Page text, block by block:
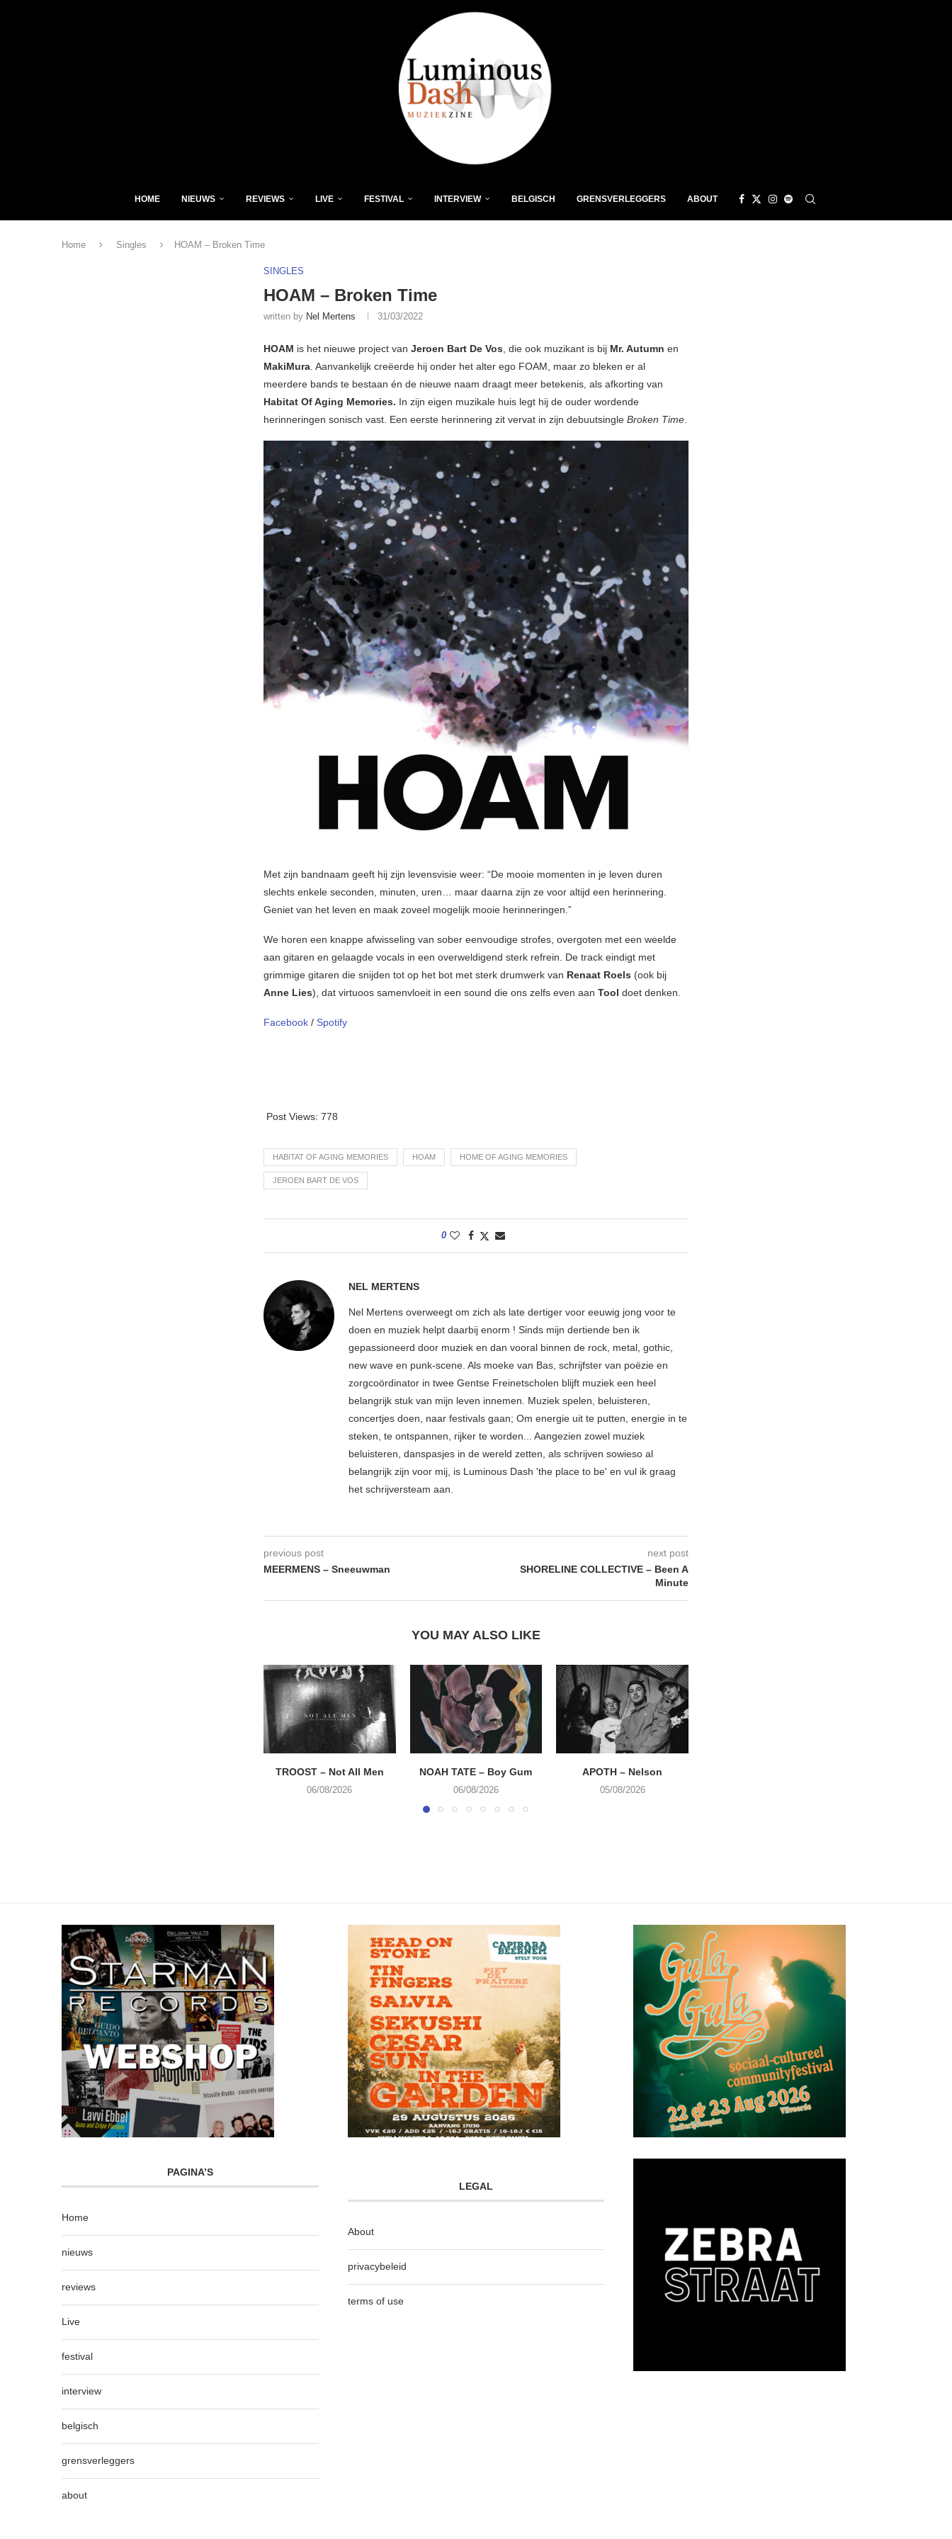
HOME NIEUWS REVIEWS LIVE FESTIVAL INTERVIEW BELGISCH GRENSVERLEGGERS ABOUT
Home Singles HOAM – Broken Time
SINGLES
HOAM – Broken Time
written by Nel Mertens 31/03/2022
HOAM is het nieuwe project van Jeroen Bart De Vos, die ook muzikant is bij Mr. Autumn en
MakiMura. Aanvankelijk creëerde hij onder het alter ego FOAM, maar zo bleken er al
meerdere bands te bestaan én de nieuwe naam draagt meer betekenis, als afkorting van
Habitat Of Aging Memories. In zijn eigen muzikale huis legt hij de ouder wordende
herinneringen sonisch vast. Een eerste herinnering zit vervat in zijn debuutsingle Broken Time.
Met zijn bandnaam geeft hij zijn levensvisie weer: “De mooie momenten in je leven duren
slechts enkele seconden, minuten, uren… maar daarna zijn ze voor altijd een herinnering.
Geniet van het leven en maak zoveel mogelijk mooie herinneringen.”
We horen een knappe afwisseling van sober eenvoudige strofes, overgoten met een weelde
aan gitaren en gelaagde vocals in een overweldigend sterk refrein. De track eindigt met
grimmige gitaren die snijden tot op het bot met sterk drumwerk van Renaat Roels (ook bij
Anne Lies), dat virtuoos samenvloeit in een sound die ons zelfs even aan Tool doet denken.
Facebook / Spotify
Post Views: 778
HABITAT OF AGING MEMORIES HOAM HOME OF AGING MEMORIES
JEROEN BART DE VOS
0
NEL MERTENS
Nel Mertens overweegt om zich als late dertiger voor eeuwig jong voor te
doen en muziek helpt daarbij enorm ! Sinds mijn dertiende ben ik
gepassioneerd door muziek en dan vooral binnen de rock, metal, gothic,
new wave en punk-scene. Als moeke van Bas, schrijfster van poëzie en
zorgcoördinator in twee Gentse Freinetscholen blijft muziek een heel
belangrijk stuk van mijn leven innemen. Muziek spelen, beluisteren,
concertjes doen, naar festivals gaan; Om energie uit te putten, energie in te
steken, te ontspannen, rijker te worden... Aangezien zowel muziek
beluisteren, danspasjes in de wereld zetten, als schrijven sowieso al
belangrijk zijn voor mij, is Luminous Dash 'the place to be' en vul ik graag
het schrijversteam aan.
previous post
MEERMENS – Sneeuwman
next post
SHORELINE COLLECTIVE – Been A
Minute
YOU MAY ALSO LIKE
TROOST – Not All Men
06/08/2026
NOAH TATE – Boy Gum
06/08/2026
APOTH – Nelson
05/08/2026
PAGINA’S
Home
nieuws
reviews
Live
festival
interview
belgisch
grensverleggers
about
LEGAL
About
privacybeleid
terms of use